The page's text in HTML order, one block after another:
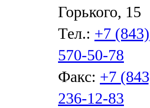
Горького, 15
Тел.: +7 (843)
570-50-78
Факс: +7
236-12-83